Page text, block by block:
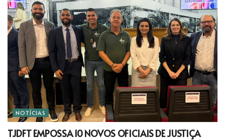
NOTÍCIAS
TJDFT EMPOSSA 10 NOVOS OFICIAIS DE JUSTIÇA